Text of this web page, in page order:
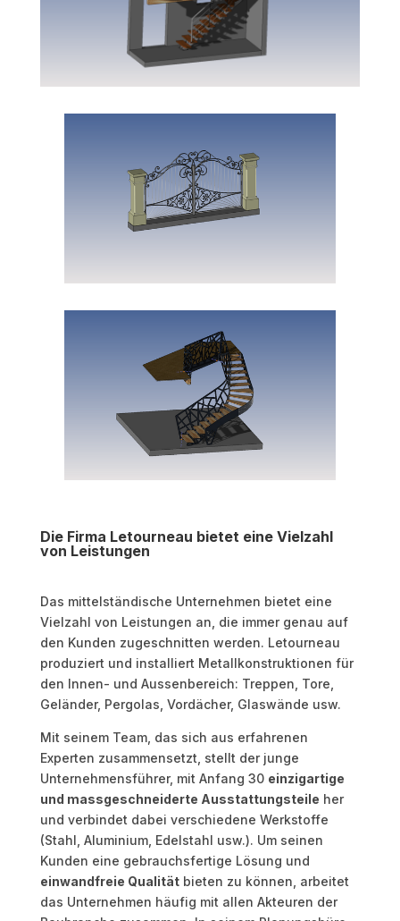
Die Firma Letourneau bietet eine Vielzahl
von Leistungen
Das mittelständische Unternehmen bietet eine
Vielzahl von Leistungen an, die immer genau auf
den Kunden zugeschnitten werden. Letourneau
produziert und installiert Metallkonstruktionen für
den Innen- und Aussenbereich: Treppen, Tore,
Geländer, Pergolas, Vordächer, Glaswände usw.
Mit seinem Team, das sich aus erfahrenen
Experten zusammensetzt, stellt der junge
Unternehmensführer, mit Anfang 30 einzigartige
und massgeschneiderte Ausstattungsteile her
und verbindet dabei verschiedene Werkstoffe
(Stahl, Aluminium, Edelstahl usw.). Um seinen
Kunden eine gebrauchsfertige Lösung und
einwandfreie Qualitätbieten zu können, arbeitet
das Unternehmen häufig mit allen Akteuren der